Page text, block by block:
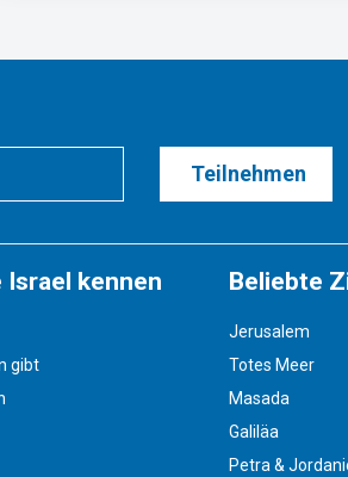
Teilnehmen
Israel kennen
gibt
Beliebte
Jerusalem
Totes Meer
Masada
Galiläa
Petra &